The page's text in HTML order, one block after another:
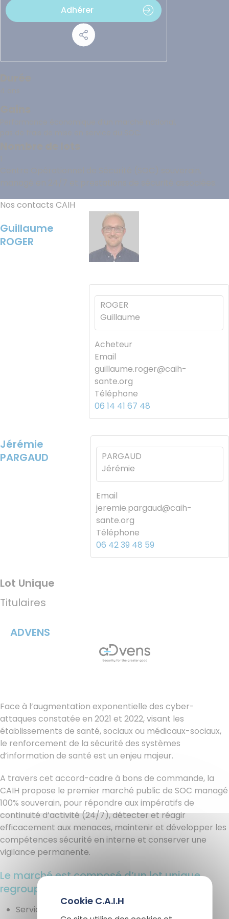
Adhérer
Nos contacts CAIH
Guillaume
ROGER
Image
ROGER
Guillaume
Acheteur
Email
guillaume.roger@caih-
sante.org
Téléphone
06 14 41 67 48
Jérémie
PARGAUD
PARGAUD
Jérémie
Email
jeremie.pargaud@caih-
sante.org
Téléphone
06 42 39 48 59
Lot Unique
Titulaires
ADVENS
Face à l’augmentation exponentielle des cyber-
attaques constatée en 2021 et 2022, visant les
établissements de santé, sociaux ou médicaux-sociaux,
le renforcement de la sécurité des systèmes
d’information de santé est un enjeu majeur.
A travers cet accord-cadre à bons de commande, la
CAIH propose le premier marché public de SOC managé
100% souverain, pour répondre aux impératifs de
continuité d’activité (24/7), détecter et réagir
efficacement aux menaces, maintenir et développer les
compétences sécurité en interne et conserver une
vigilance permanente.
Le marché est composé d’un lot unique,
regroupant les services suivants :
Services managés 24/7 : EDR, NDR, protection de